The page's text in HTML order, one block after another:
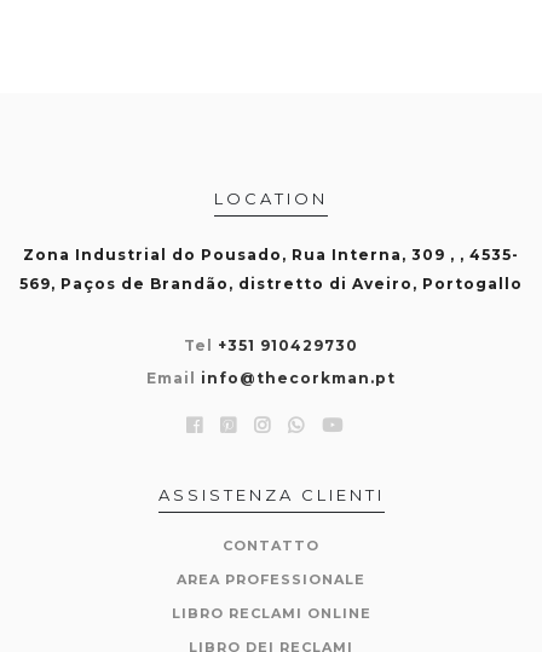
LOCATION
Zona Industrial do Pousado, Rua Interna, 309 , , 4535-
569, Paços de Brandão, distretto di Aveiro, Portogallo
Tel +351 910429730
Email info@thecorkman.pt
ASSISTENZA CLIENTI
CONTATTO
AREA PROFESSIONALE
LIBRO RECLAMI ONLINE
LIBRO DEI RECLAMI